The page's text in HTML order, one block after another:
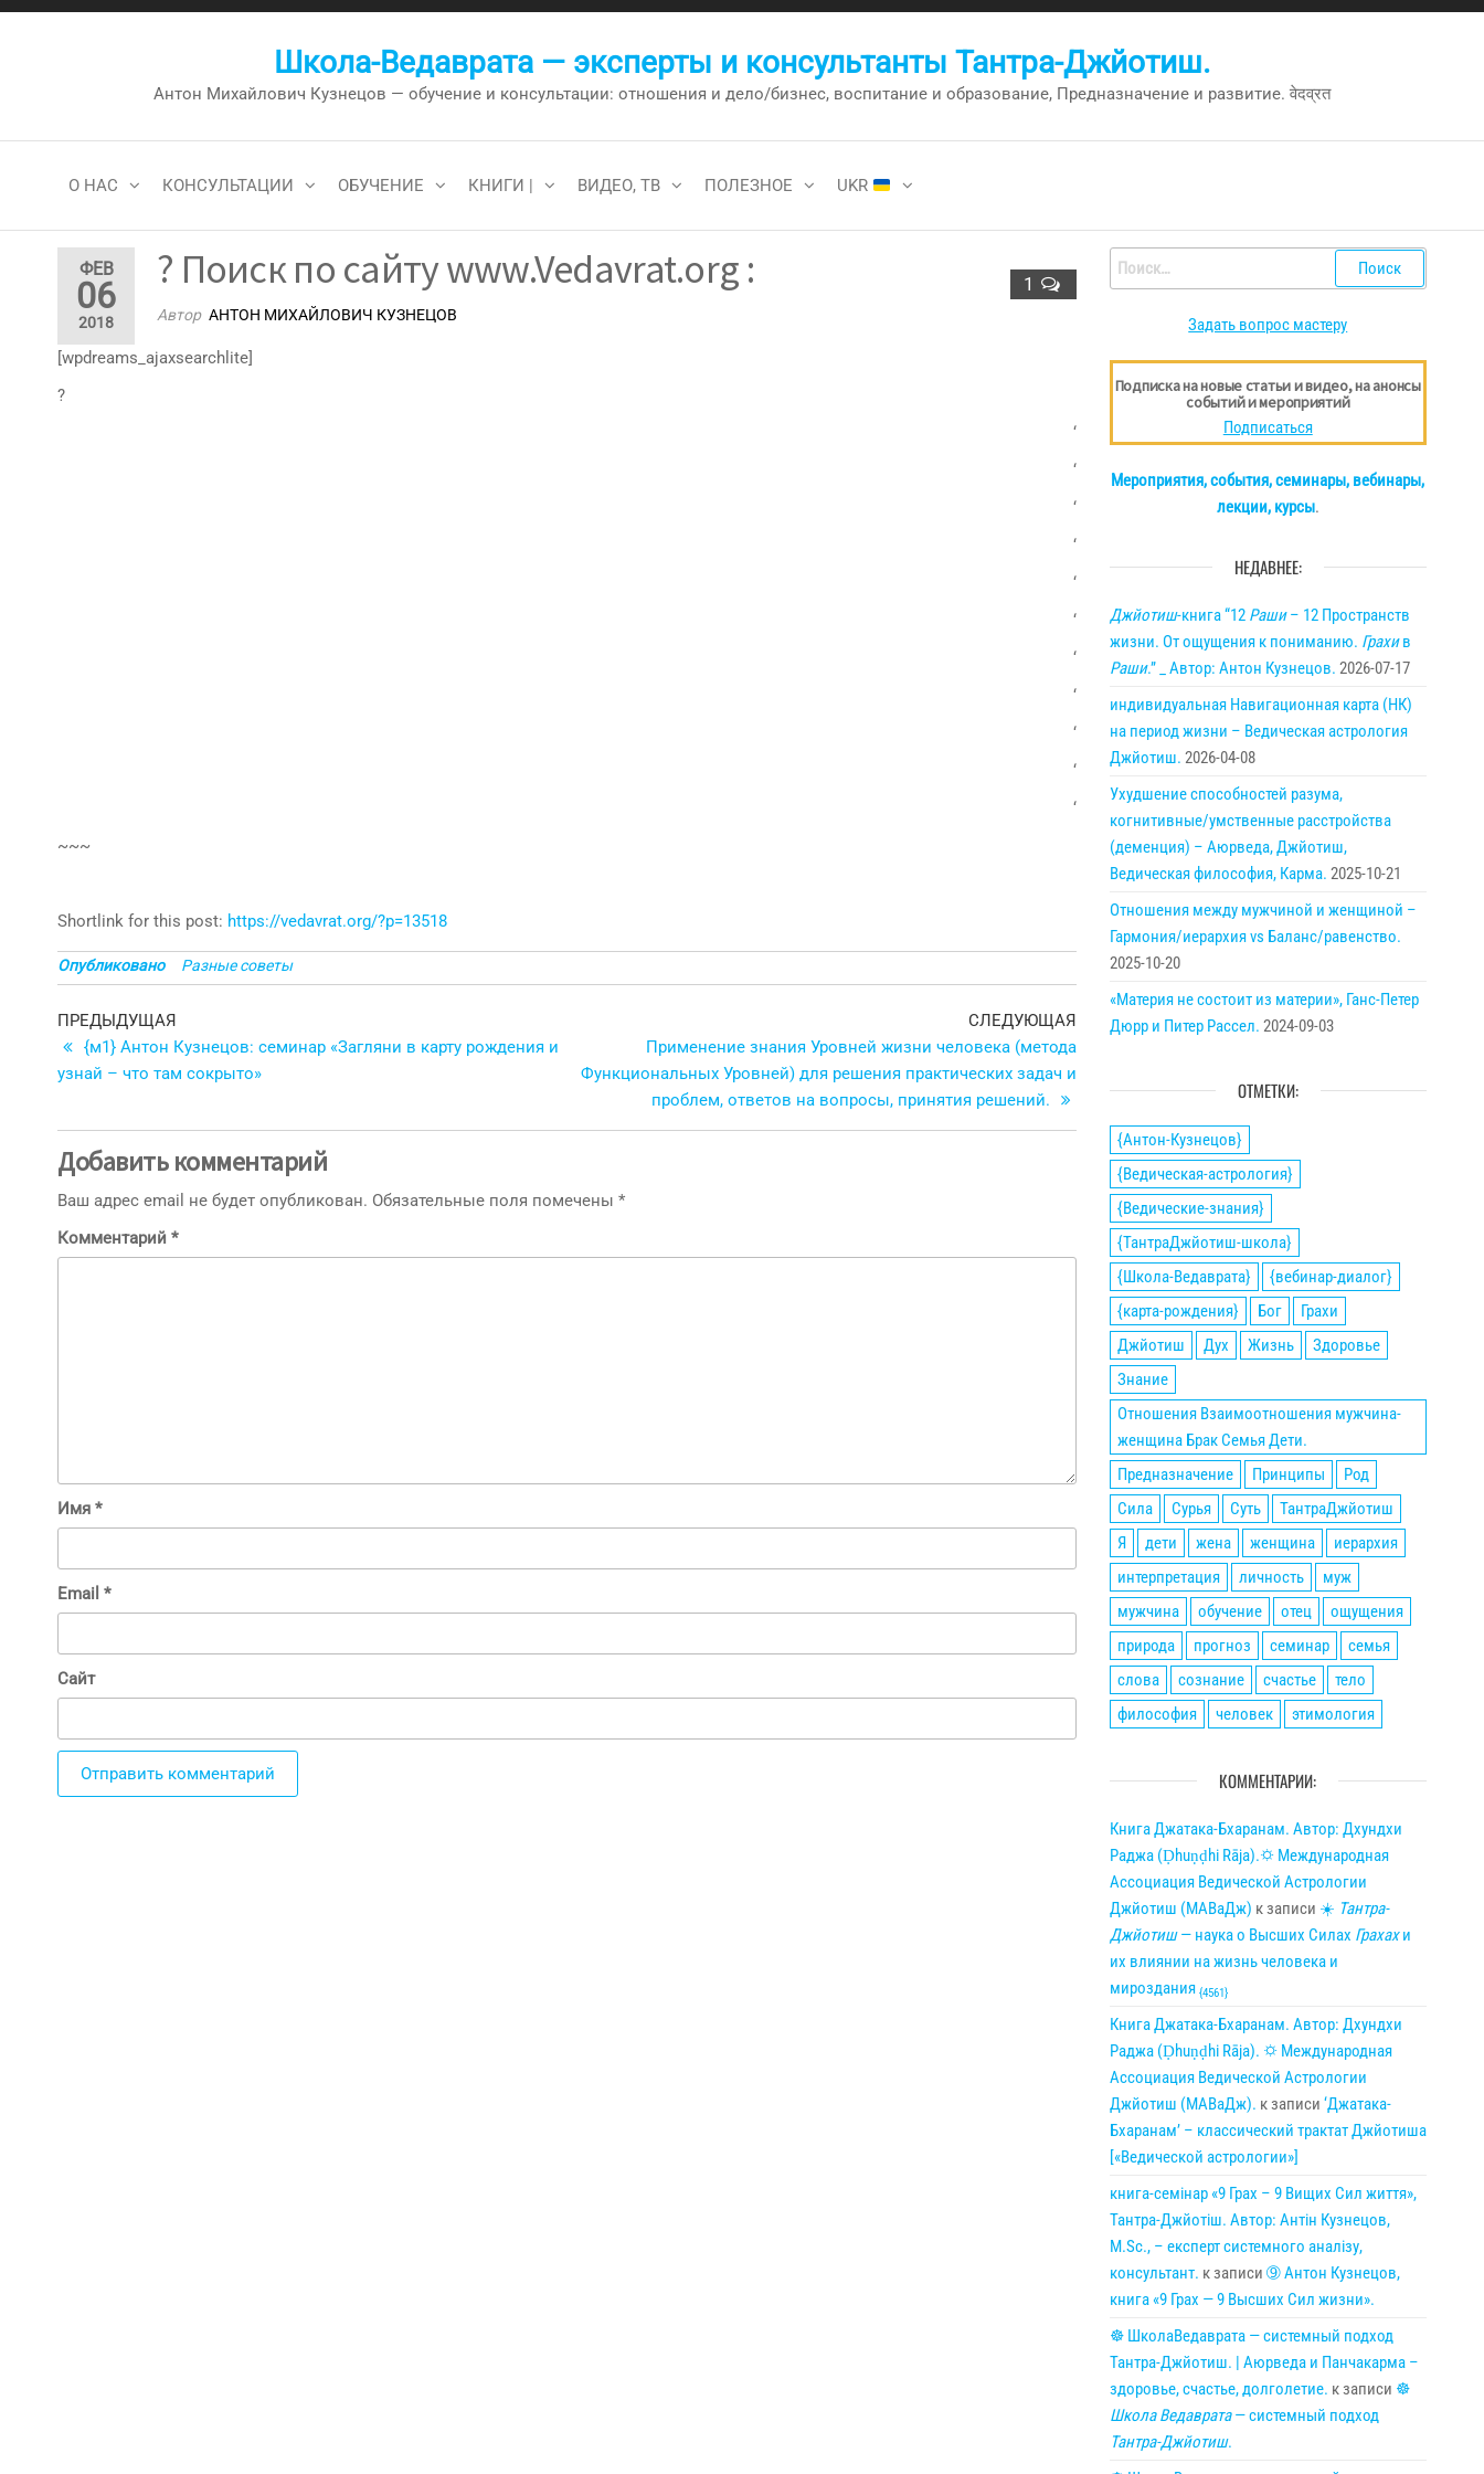
Перейти
Школа-Ведаврата — эксперты и консультанты Тантра-Джйотиш.
Антон Михайлович Кузнецов — обучение и консультации: отношения и дело/бизнес, воспитание и образование, Предназначение и развитие. वेदव्रत
О НАС КОНСУЛЬТАЦИИ ОБУЧЕНИЕ КНИГИ | ВИДЕО, ТВ ПОЛЕЗНОЕ UKR
ФЕВ
06
2018
1
? Поиск по сайту www.Vedavrat.org :
Автор АНТОН МИХАЙЛОВИЧ КУЗНЕЦОВ
[wpdreams_ajaxsearchlite]
?
‘
‘
‘
‘
‘
‘
‘
‘
‘
‘
‘
~~~
Shortlink for this post: https://vedavrat.org/?p=13518
Опубликовано Разные советы
Навигация
по
записям
Предыдущая
запись
ПРЕДЫДУЩАЯ
{м1} Антон Кузнецов: семинар «Загляни в карту рождения и
узнай – что там сокрыто»
Следующая
запись
СЛЕДУЮЩАЯ
Применение знания Уровней жизни человека (метода
Функциональных Уровней) для решения практических задач и
проблем, ответов на вопросы, принятия решений.
Добавить комментарий
Ваш адрес email не будет опубликован. Обязательные поля помечены *
Комментарий *
Имя *
Email *
Сайт
Найти:
Задать вопрос мастеру
Подписка на новые статьи и видео, на анонсы
событий и мероприятий
Подписаться
Мероприятия, события, семинары, вебинары,
лекции, курсы.
НЕДАВНЕЕ:
Джйотиш-книга “12 Раши– 12 Пространств
жизни. От ощущения к пониманию. Грахив
Раши.” _ Автор: Антон Кузнецов. 2026-07-17
индивидуальная Навигационная карта (НК)
на период жизни – Ведическая астрология
Джйотиш. 2026-04-08
Ухудшение способностей разума,
когнитивные/умственные расстройства
(деменция) – Аюрведа, Джйотиш,
Ведическая философия, Карма. 2025-10-21
Отношения между мужчиной и женщиной –
Гармония/иерархия vs Баланс/равенство.
2025-10-20
«Материя не состоит из материи», Ганс-Петер
Дюрр и Питер Рассел. 2024-09-03
ОТМЕТКИ:
{Антон-Кузнецов}
{Ведическая-астрология}
{Ведические-знания}
{ТантраДжйотиш-школа}
{Школа-Ведаврата}
{вебинар-диалог}
{карта-рождения}
Бог
Грахи
Джйотиш
Дух Жизнь
Здоровье
Знание
Отношения Взаимоотношения мужчина-
женщина Брак Семья Дети.
Предназначение
Принципы
Род
Сила
Сурья Суть
ТантраДжйотиш
Я
дети жена женщина
иерархия
интерпретация
личность
муж
мужчина
обучение отец
ощущения
природа
прогноз семинар
семья
слова
сознание счастье
тело
философия
человек этимология
КОММЕНТАРИИ:
Книга Джатака-Бхаранам. Автор: Дхундхи
Раджа (Ḍhuṇḍhi Rāja).🌣 Международная
Ассоциация Ведической Астрологии
Джйотиш (МАВаДж) к записи ☀ Тантра-
Джйотиш— наука о Высших Силах Грахахи
их влиянии на жизнь человека и
мироздания {4561}
Книга Джатака-Бхаранам. Автор: Дхундхи
Раджа (Ḍhuṇḍhi Rāja). 🌣 Международная
Ассоциация Ведической Астрологии
Джйотиш (МАВаДж). к записи ‘Джатака-
Бхаранам’ – классический трактат Джйотиша
[«Ведической астрологии»]
книга-семінар «9 Грах – 9 Вищих Сил життя»,
Тантра-Джйотіш. Автор: Антін Кузнецов,
M.Sc., – експерт системного аналізу,
консультант. к записи ➈ Антон Кузнецов,
книга «9 Грах — 9 Высших Сил жизни».
☸ ШколаВедаврата — системный подход
Тантра-Джйотиш. | Аюрведа и Панчакарма –
здоровье, счастье, долголетие. к записи ☸
Школа Ведаврата— системный подход
Тантра-Джйотиш.